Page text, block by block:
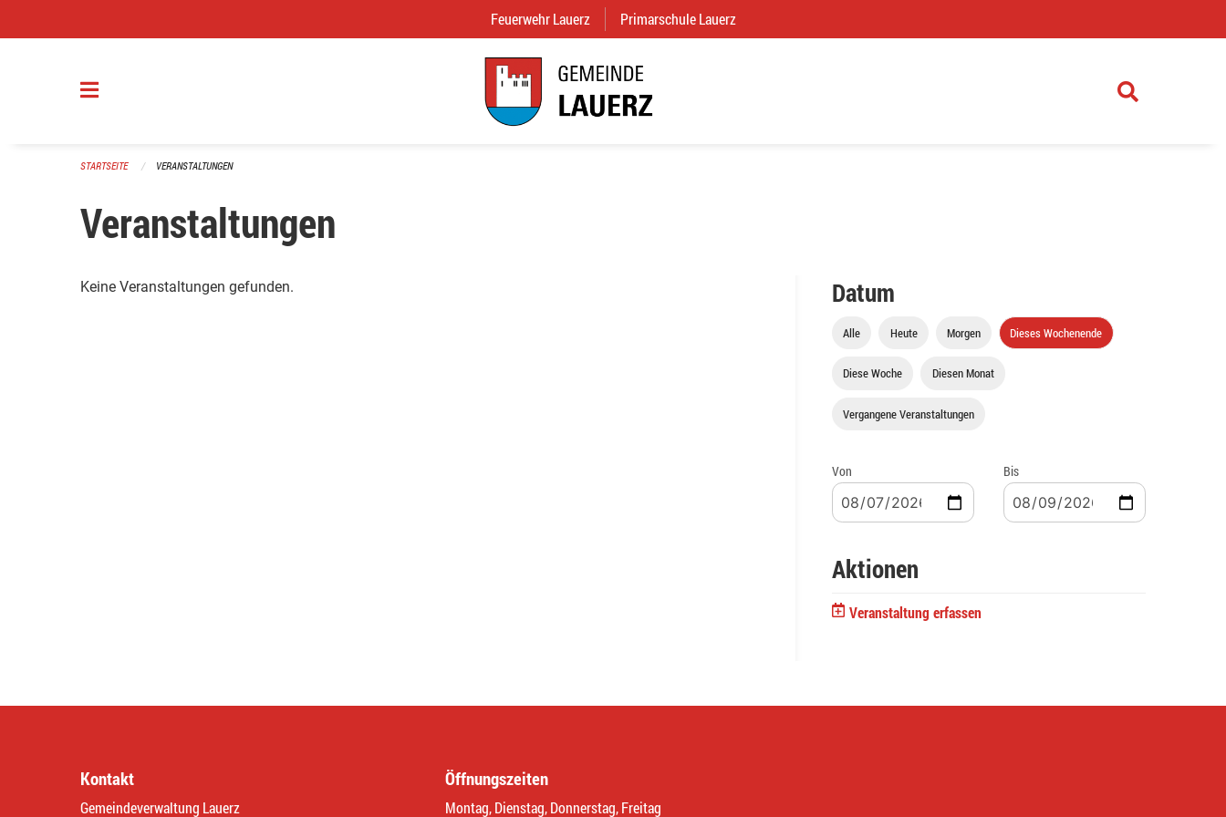
Feuerwehr Lauerz (External Link)
Primarschule Lauerz
STARTSEITE VERANSTALTUNGEN
Veranstaltungen
Keine Veranstaltungen gefunden. Datum
Alle Heute Morgen Dieses Wochenende
Diese Woche Diesen Monat
Vergangene Veranstaltungen
Von Bis
Aktionen
Veranstaltung erfassen
Kontakt
Gemeindeverwaltung Lauerz
Öffnungszeiten
Montag, Dienstag, Donnerstag, Freitag